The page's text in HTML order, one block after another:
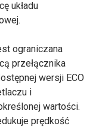
układu
ograniczana
przełącznika
wersji ECO
i
wartości.
prędkość